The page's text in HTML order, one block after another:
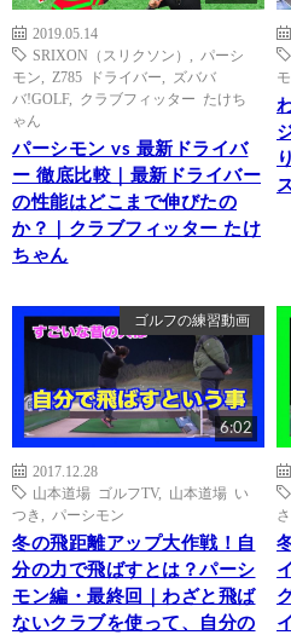
2019.05.14
SRIXON（スリクソン）
パーシ
モン
Z785 ドライバー
ズババ
バ!GOLF, クラブフィッター たけち
ゃん
パーシモン vs 最新ドライバ
ー 徹底比較｜最新ドライバー
の性能はどこまで伸びたの
か？｜クラブフィッター たけ
ちゃん
ゴルフの練習動画
6:02
2017.12.28
山本道場 ゴルフTV, 山本道場 い
つき
パーシモン
冬の飛距離アップ大作戦！自
分の力で飛ばすとは？パーシ
モン編・最終回｜わざと飛ば
ないクラブを使って、自分の